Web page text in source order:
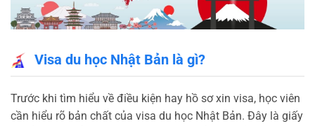
Visa du học Nhật Bản là gì?
Trước khi tìm hiểu về điều kiện hay hồ sơ xin visa, học viên
cần hiểu rõ bản chất của visa du học Nhật Bản. Đây là giấy